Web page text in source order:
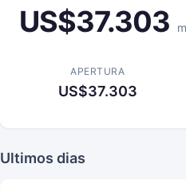
US$37.303
APERTURA
US$37.303
Ultimos dias